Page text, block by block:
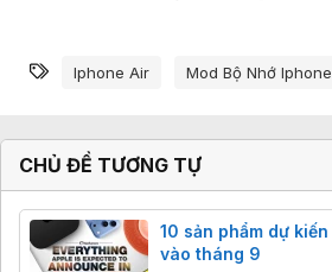
Từ khóa
Iphone Air Mod Bộ Nhớ
CHỦ ĐỀ TƯƠNG TỰ
10 sản phẩm dự
vào tháng 9